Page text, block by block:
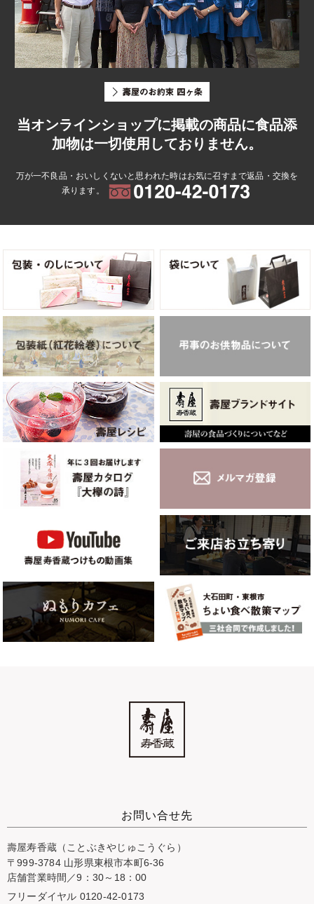
当オンラインショップに掲載の商品に食品添
加物は一切使用しておりません。
万が一不良品・おいしくないと思われた時はお気に召すまで返品・交換を
承ります。
お問い合せ先
壽屋寿香蔵（ことぶきやじゅこうぐら）
〒999-3784 山形県東根市本町6-36
店舗営業時間／9：30～18：00
フリーダイヤル 0120-42-0173